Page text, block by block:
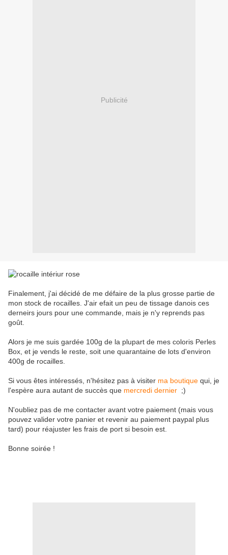
Publicité
Finalement, j'ai décidé de me défaire de la plus grosse partie de
mon stock de rocailles. J'air efait un peu de tissage danois ces
derneirs jours pour une commande, mais je n'y reprends pas
goût.
Alors je me suis gardée 100g de la plupart de mes coloris Perles
Box, et je vends le reste, soit une quarantaine de lots d'environ
400g de rocailles.
Si vous êtes intéressés, n'hésitez pas à visiter ma boutique qui, je
l'espère aura autant de succès que mercredi dernier ;)
N'oubliez pas de me contacter avant votre paiement (mais vous
pouvez valider votre panier et revenir au paiement paypal plus
tard) pour réajuster les frais de port si besoin est.
Bonne soirée !